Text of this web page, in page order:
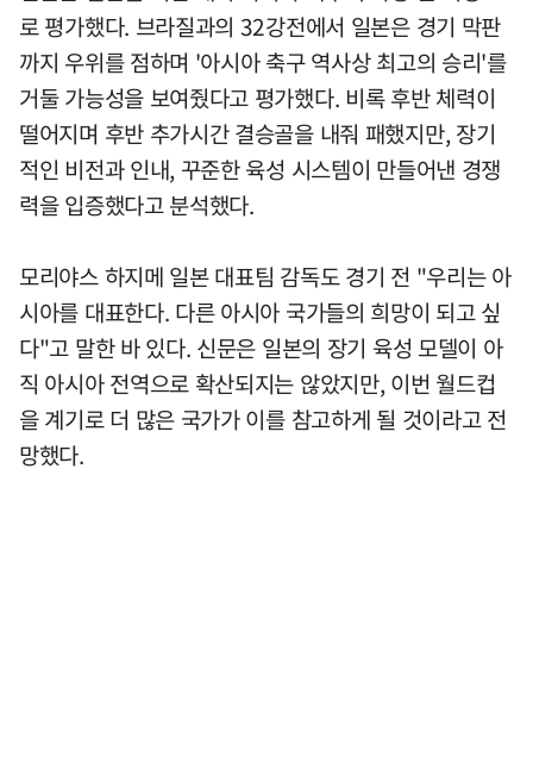
로 평가했다. 브라질과의 32강전에서 일본은 경기 막판
까지 우위를 점하며 '아시아 축구 역사상 최고의 승리'를
거둘 가능성을 보여줬다고 평가했다. 비록 후반 체력이
떨어지며 후반 추가시간 결승골을 내줘 패했지만, 장기
적인 비전과 인내, 꾸준한 육성 시스템이 만들어낸 경쟁
력을 입증했다고 분석했다.
모리야스 하지메 일본 대표팀 감독도 경기 전 "우리는 아
시아를 대표한다. 다른 아시아 국가들의 희망이 되고 싶
다"고 말한 바 있다. 신문은 일본의 장기 육성 모델이 아
직 아시아 전역으로 확산되지는 않았지만, 이번 월드컵
을 계기로 더 많은 국가가 이를 참고하게 될 것이라고 전
망했다.